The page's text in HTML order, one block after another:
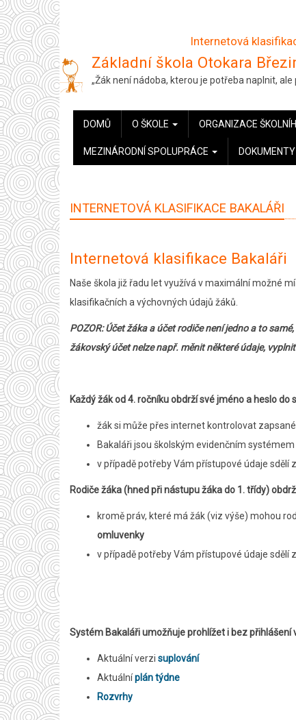
Přejít
k
hlavnímu
obsahu
Internetová
Základní škola Otokara
„Žák není nádoba, kterou je potřeba naplnit,
HLAVNÍ
NAVIGACE
DOMŮ O ŠKOLE ORGANIZACE
MEZINÁRODNÍ SPOLUPRÁCE
INTERNETOVÁ KLASIFIKACE BAKALÁŘI
Internetová klasifikace Bakaláři
Naše škola již řadu let využívá v maximální možné
klasifikačních a výchovných údajů žáků.
POZOR: Účet žáka a účet rodiče není jedno a to
žákovský účet nelze např. měnit některé údaje,
Každý žák od 4. ročníku obdrží své jméno a heslo do
žák si může přes internet kontrolovat
Bakaláři jsou školským evidenčním
v případě potřeby Vám přístupové údaje sdělí
Rodiče žáka (hned při nástupu žáka do 1. třídy)
kromě práv, které má žák (viz výše) mohou
omluvenky
v případě potřeby Vám přístupové údaje sdělí
Systém Bakaláři umožňuje prohlížet i bez přihlášení
Aktuální verzi suplování
Aktuálníplán týdne
Rozvrhy